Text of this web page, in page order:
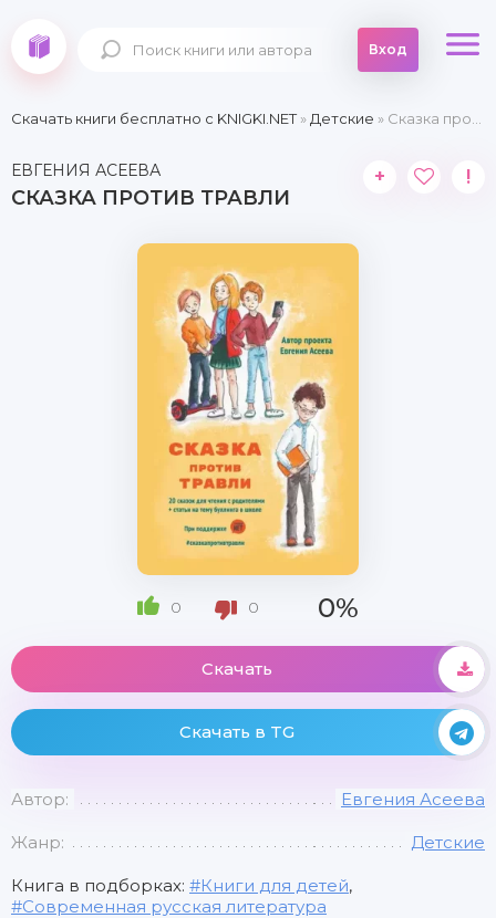
Вход
Скачать книги бесплатно c KNIGKI.NET» Детские » Сказка против травли
ЕВГЕНИЯ АСЕЕВА
СКАЗКА ПРОТИВ ТРАВЛИ
+ !
0 0 0%
Скачать
Скачать в TG
Автор: Евгения Асеева
Жанр: Детские
Книга в подборках: Книги для детей,
Современная русская литература